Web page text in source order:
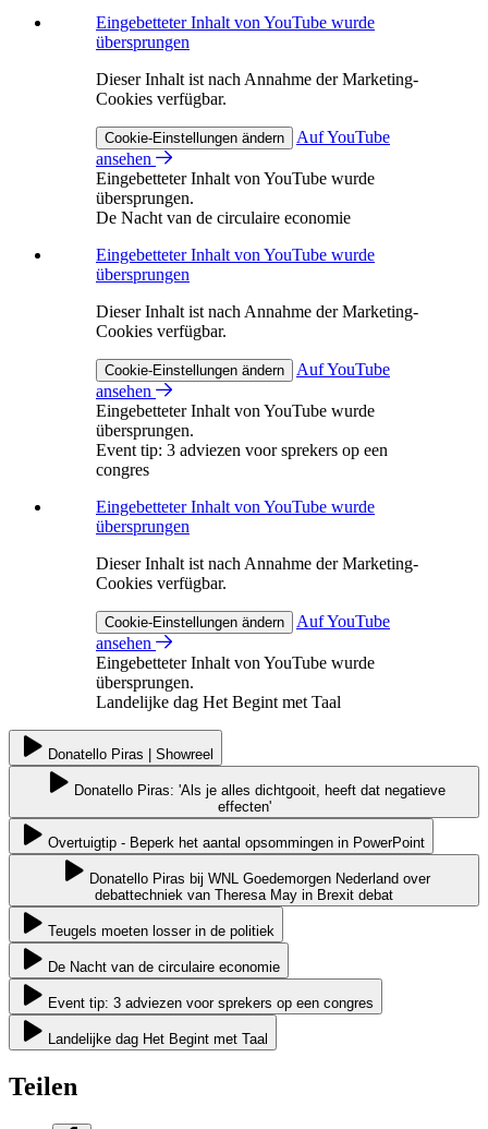
Eingebetteter Inhalt von YouTube wurde
übersprungen
Dieser Inhalt ist nach Annahme der Marketing-
Cookies verfügbar.
Cookie-Einstellungen ändern
Auf YouTube
ansehen
Eingebetteter Inhalt von YouTube wurde
übersprungen.
De Nacht van de circulaire economie
Eingebetteter Inhalt von YouTube wurde
übersprungen
Dieser Inhalt ist nach Annahme der Marketing-
Cookies verfügbar.
Cookie-Einstellungen ändern
Auf YouTube
ansehen
Eingebetteter Inhalt von YouTube wurde
übersprungen.
Event tip: 3 adviezen voor sprekers op een
congres
Eingebetteter Inhalt von YouTube wurde
übersprungen
Dieser Inhalt ist nach Annahme der Marketing-
Cookies verfügbar.
Cookie-Einstellungen ändern
Auf YouTube
ansehen
Eingebetteter Inhalt von YouTube wurde
übersprungen.
Landelijke dag Het Begint met Taal
Donatello Piras | Showreel
Donatello Piras: 'Als je alles dichtgooit, heeft dat negatieve
effecten'
Overtuigtip - Beperk het aantal opsommingen in PowerPoint
Donatello Piras bij WNL Goedemorgen Nederland over
debattechniek van Theresa May in Brexit debat
Teugels moeten losser in de politiek
De Nacht van de circulaire economie
Event tip: 3 adviezen voor sprekers op een congres
Landelijke dag Het Begint met Taal
Teilen